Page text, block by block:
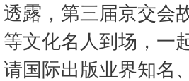
透露，第三届京交会
等文化名人到场，一
请国际出版业界知名